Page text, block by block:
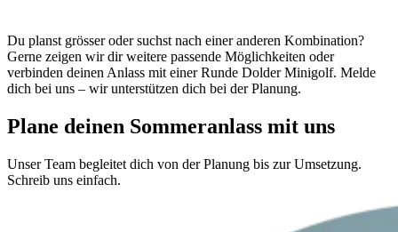
Du planst grösser oder suchst nach einer anderen Kombination?
Gerne zeigen wir dir weitere passende Möglichkeiten oder
verbinden deinen Anlass mit einer Runde Dolder Minigolf. Melde
dich bei uns – wir unterstützen dich bei der Planung.
Plane deinen Sommeranlass mit uns
Unser Team begleitet dich von der Planung bis zur Umsetzung.
Schreib uns einfach.